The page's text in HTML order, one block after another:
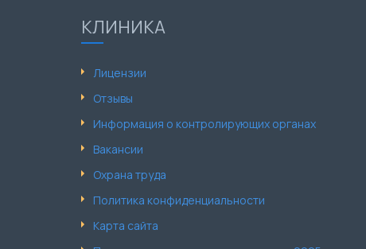
КЛИНИКА
Лицензии
Отзывы
Информация о контролирующих органах
Вакансии
Охрана труда
Политика конфиденциальности
Карта сайта